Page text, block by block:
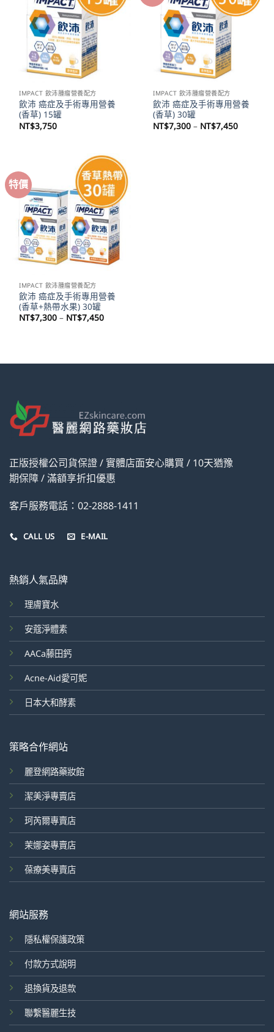
IMPACT 飲沛腫瘤營養配方
飲沛 癌症及手術專用營養
(香草) 15罐
NT$3,750
IMPACT 飲沛腫瘤營養配方
飲沛 癌症及手術專用營養
(香草) 30罐
NT$7,300 – NT$7,450價
特價
IMPACT 飲沛腫瘤營養配方
飲沛 癌症及手術專用營養
(香草+熱帶水果) 30罐
NT$7,300 – NT$7,450價
NT$7,450
正版授權公司貨保證 / 實體店面安心購買 / 10天猶豫
期保障 / 滿額享折扣優惠
客戶服務電話：02-2888-1411
CALL US E-MAIL
熱銷人氣品牌
理膚寶水
安蔻淨體素
AACa藤田鈣
Acne-Aid愛可妮
日本大和酵素
策略合作網站
麗登網路藥妝館
潔美淨專賣店
珂芮爾專賣店
茉娜姿專賣店
葆療美專賣店
網站服務
隱私權保護政策
付款方式說明
退換貨及退款
聯繫醫麗生技